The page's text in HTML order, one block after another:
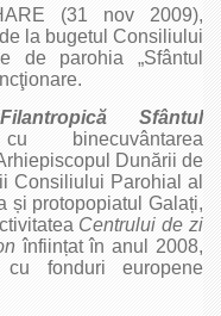
(31 nov 2009),
la bugetul Consiliului
de parohia „Sfântul
Sfântul
binecuvântarea
Dunării de
Consiliului Parohial al
și protopopiatul Galați,
Centrului de zi
înființat în anul 2008,
fonduri europene